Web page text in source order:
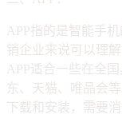
APP指的是智能手
销企业来说可以理
APP适合一些在全
东、天猫、唯品会
下载和安装，需要